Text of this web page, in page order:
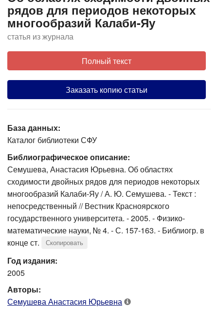
рядов для периодов некоторых
многообразий Калаби-Яу
статья из журнала
Полный текст
Заказать копию статьи
База данных:
Каталог библиотеки СФУ
Библиографическое описание:
Семушева, Анастасия Юрьевна. Об областях
сходимости двойных рядов для периодов некоторых
многообразий Калаби-Яу / А. Ю. Семушева. - Текст :
непосредственный // Вестник Красноярского
государственного университета. - 2005. - Физико-
математические науки, № 4. - С. 157-163. - Библиогр. в
конце ст.
Скопировать
Год издания:
2005
Авторы:
Семушева Анастасия Юрьевна